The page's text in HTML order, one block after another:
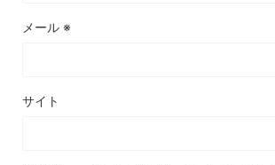
メール ※
サイト